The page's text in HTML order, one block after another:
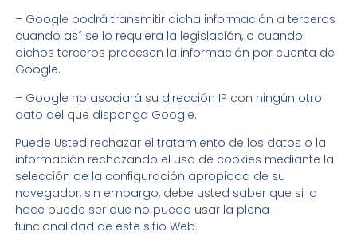
– Google podrá transmitir dicha información a terceros
cuando así se lo requiera la legislación, o cuando
dichos terceros procesen la información por cuenta de
Google.
– Google no asociará su dirección IP con ningún otro
dato del que disponga Google.
Puede Usted rechazar el tratamiento de los datos o la
información rechazando el uso de cookies mediante la
selección de la configuración apropiada de su
navegador, sin embargo, debe usted saber que si lo
hace puede ser que no pueda usar la plena
funcionalidad de este sitio Web.